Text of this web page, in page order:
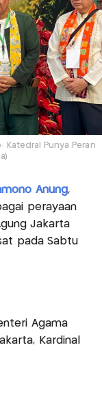
Katedral Punya Peran
Anung,
perayaan
Jakarta
pada Sabtu
Agama
Kardinal